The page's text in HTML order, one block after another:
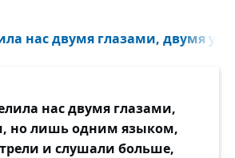
нас двумя глазами, двумя
нас двумя глазами,
но лишь одним языком,
и слушали больше,